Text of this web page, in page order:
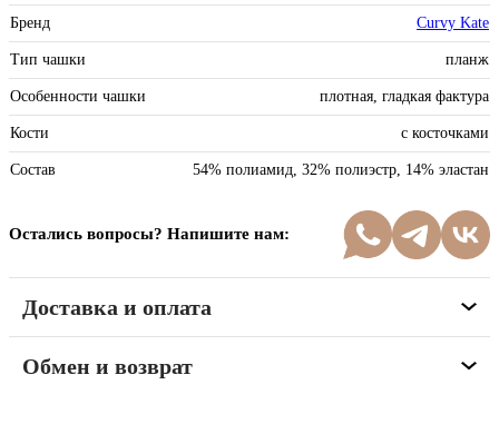
Бренд Curvy Kate
Тип чашки планж
Особенности чашки плотная, гладкая фактура
Кости с косточками
Состав 54% полиамид, 32% полиэстр, 14% эластан
Остались вопросы? Напишите нам:
Доставка и оплата
Обмен и возврат